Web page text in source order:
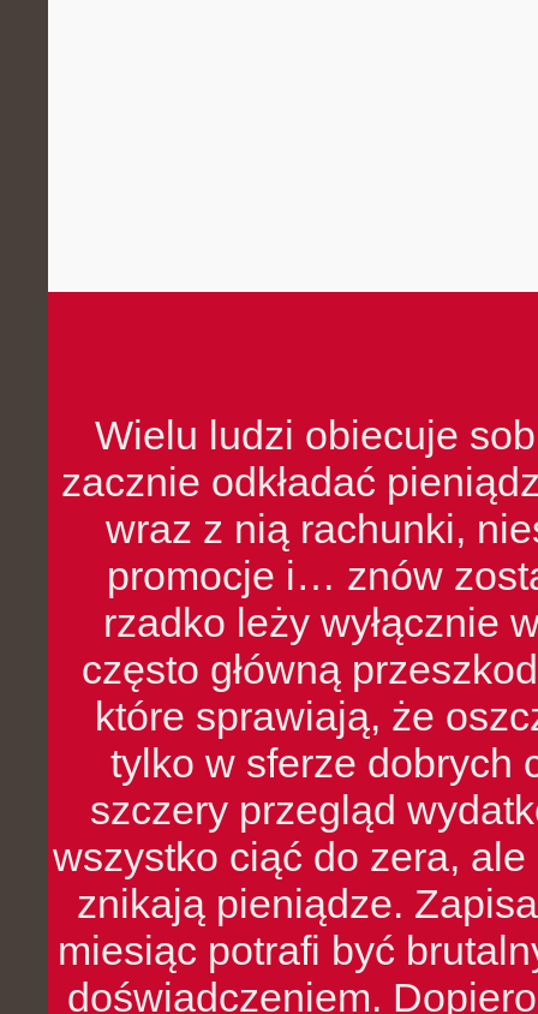
Wielu ludzi obiecuje
zacznie odkładać
wraz z nią rachunki,
promocje i… znów
rzadko leży wyłącznie
często główną
które sprawiają, że
tylko w sferze dobrych
szczery przegląd
wszystko ciąć do zera,
znikają pieniądze.
miesiąc potrafi być
doświadczeniem.